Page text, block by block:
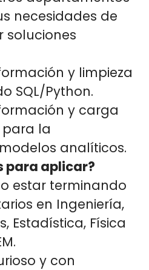
necesidades de
soluciones
y limpieza
SQL/Python.
y carga
para la
analíticos.
para aplicar?
estar terminando
en Ingeniería,
Estadística, Física
y con